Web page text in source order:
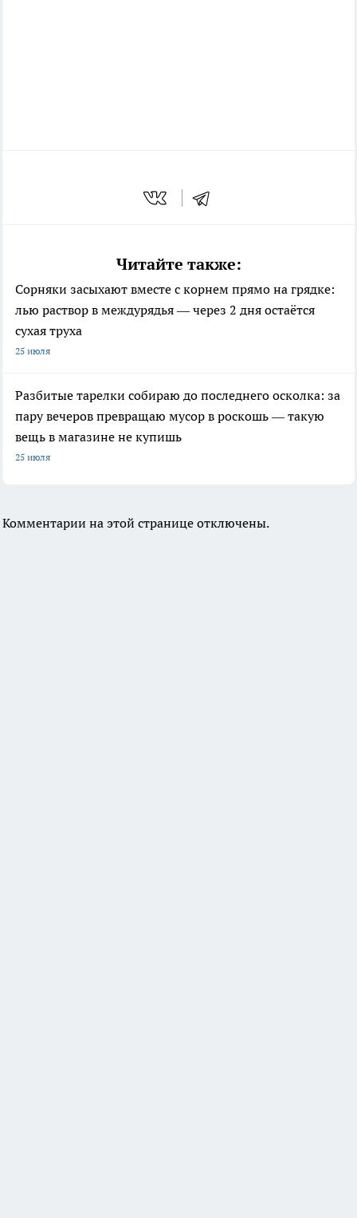
Читайте также:
Сорняки засыхают вместе с корнем прямо на грядке:
лью раствор в междурядья — через 2 дня остаётся
сухая труха
25 июля
Разбитые тарелки собираю до последнего осколка: за
пару вечеров превращаю мусор в роскошь — такую
вещь в магазине не купишь
25 июля
Комментарии на этой странице отключены.